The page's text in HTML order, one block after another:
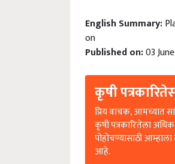
English Summary:
on
Published on:03
कृषी
प्रिय वाचक, आमच्यात
कृषी पत्रकारितेला
पोहोचण्यासाठी
आहे.